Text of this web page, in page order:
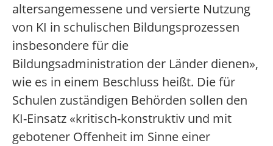
altersangemessene und versierte Nutzung
von KI in schulischen Bildungsprozessen
insbesondere für die
Bildungsadministration der Länder dienen»,
wie es in einem Beschluss heißt. Die für
Schulen zuständigen Behörden sollen den
KI-Einsatz «kritisch-konstruktiv und mit
gebotener Offenheit im Sinne einer